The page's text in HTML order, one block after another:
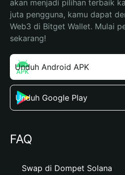
akan menjadi pilihan terbaik
juta pengguna, kamu dapat
Web3 di Bitget Wallet. Mulai
sekarang!
Unduh Android APK
Unduh Google Play
FAQ
Swap di Dompet Solana